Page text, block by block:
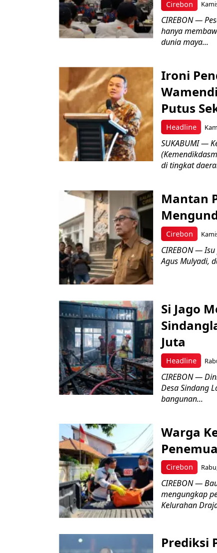
Cirebon
CIREBON —
hanya
dunia maya...
Headline
Ironi
Putus
SUKABUMI —
di tingkat
Cirebon
Mantan
CIREBON —
Agus Mulyadi,
Headline
Si Jago
Juta
CIREBON —
Desa Sindang
bangunan...
Cirebon
Warga
CIREBON —
mengungkap
Kelurahan
Prediksi